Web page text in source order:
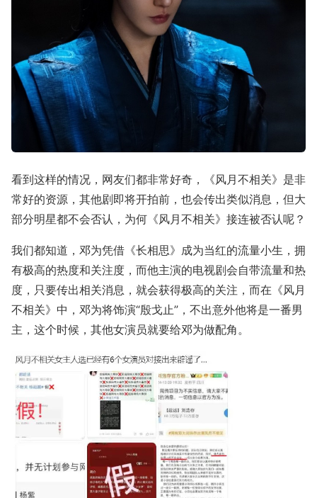
看到这样的情况，网友们都非常好奇，《风月不相关》是非
常好的资源，其他剧即将开拍前，也会传出类似消息，但大
部分明星都不会否认，为何《风月不相关》接连被否认呢？
我们都知道，邓为凭借《长相思》成为当红的流量小生，拥
有极高的热度和关注度，而他主演的电视剧会自带流量和热
度，只要传出相关消息，就会获得极高的关注，而在《风月
不相关》中，邓为将饰演“殷戈止”，不出意外他将是一番男
主，这个时候，其他女演员就要给邓为做配角。